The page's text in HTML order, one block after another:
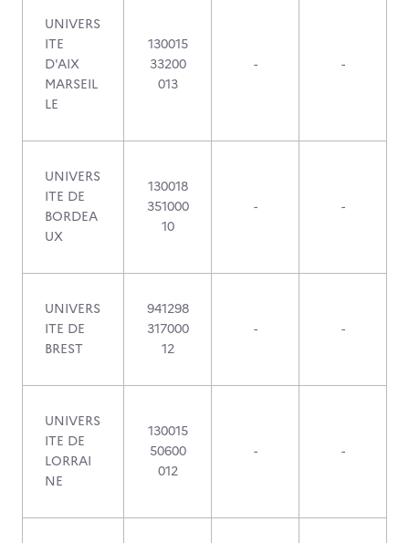
UNIVERS
ITE
D'AIX
MARSEIL
LE
130015
33200
013
- -
UNIVERS
ITE DE
BORDEA
UX
130018
351000
10
- -
UNIVERS
ITE DE
BREST
941298
317000
12
- -
UNIVERS
ITE DE
LORRAI
NE
130015
50600
012
- -